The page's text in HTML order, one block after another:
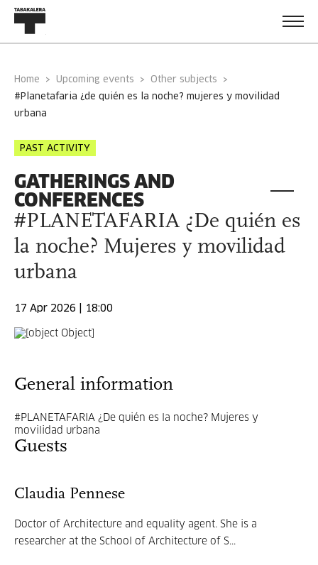
Home Upcoming events
Other subjects
#planetafaria ¿de quién es la noche? mujeres y movilidad
urbana
PAST ACTIVITY
GATHERINGS AND
CONFERENCES
#PLANETAFARIA ¿De quién es
la noche? Mujeres y movilidad
urbana
17 Apr 2026 | 18:00
General information
#PLANETAFARIA ¿De quién es la noche? Mujeres y
movilidad urbana
Guests
Claudia Pennese
Doctor of Architecture and equality agent. She is a
researcher at the School of Architecture of S...